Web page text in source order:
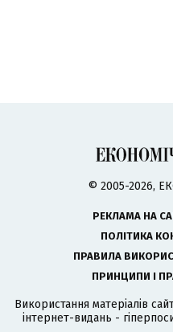
© 2005-2026,
РЕКЛАМА НА
ПОЛІТИКА
ПРАВИЛА
ПРИНЦИПИ І
Використання матеріалів
інтернет-видань -